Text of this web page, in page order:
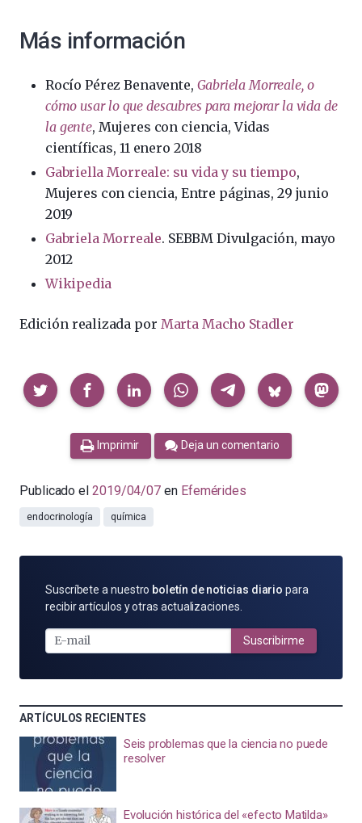
Más información
Rocío Pérez Benavente, Gabriela Morreale, o
cómo usar lo que descubres para mejorar la vida de
la gente, Mujeres con ciencia, Vidas
científicas, 11 enero 2018
Gabriella Morreale: su vida y su tiempo,
Mujeres con ciencia, Entre páginas, 29 junio
2019
Gabriela Morreale. SEBBM Divulgación, mayo
2012
Wikipedia
Edición realizada por Marta Macho Stadler
Compartir
Imprimir Deja un comentario
Publicado el 2019/04/07 en Efemérides
endocrinología química
SUSCRÍBETE
POR
MAIL
Suscríbete a nuestro boletín de noticias diario para
recibir artículos y otras actualizaciones.
Suscribirme
ARTÍCULOS RECIENTES
Seis problemas que la ciencia no puede
resolver
Evolución histórica del «efecto Matilda»